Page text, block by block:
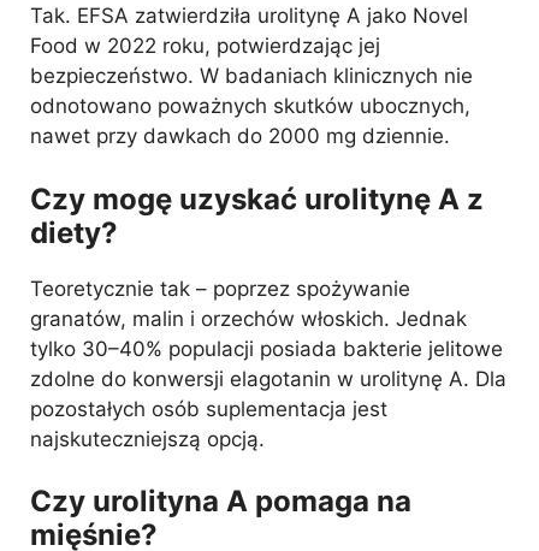
Tak. EFSA zatwierdziła urolitynę A jako Novel
Food w 2022 roku, potwierdzając jej
bezpieczeństwo. W badaniach klinicznych nie
odnotowano poważnych skutków ubocznych,
nawet przy dawkach do 2000 mg dziennie.
Czy mogę uzyskać urolitynę A z
diety?
Teoretycznie tak – poprzez spożywanie
granatów, malin i orzechów włoskich. Jednak
tylko 30–40% populacji posiada bakterie jelitowe
zdolne do konwersji elagotanin w urolitynę A. Dla
pozostałych osób suplementacja jest
najskuteczniejszą opcją.
Czy urolityna A pomaga na
mięśnie?